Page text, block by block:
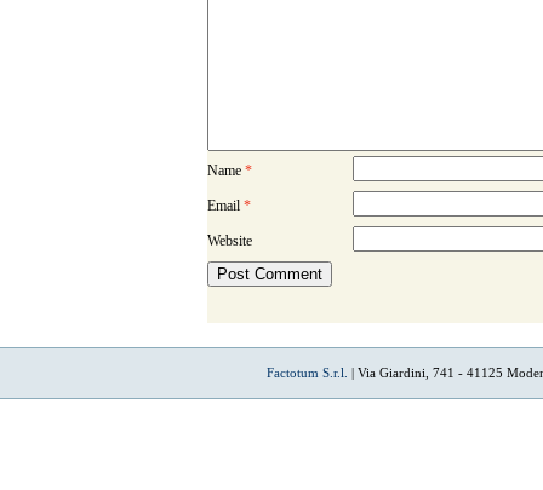
Name *
Email *
Website
Factotum S.r.l. | Via Giardini, 741 - 41125